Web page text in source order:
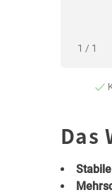
1 / 1
Das